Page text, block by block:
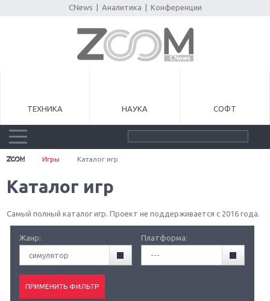
CNews Аналитика Конференции
ТЕХНИКА НАУКА СОФТ
Игры Каталог игр
Каталог игр
Самый полный каталог игр. Проект не поддерживается с 2016 года.
Жанр:
симулятор
Платформа:
---